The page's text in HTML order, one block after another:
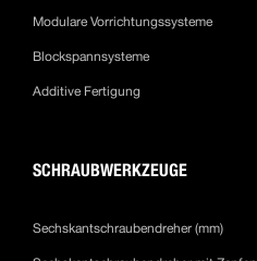
Modulare Vorrichtungssysteme
Blockspannsysteme
Additive Fertigung
SCHRAUBWERKZEUGE
Sechskantschraubendreher (mm)